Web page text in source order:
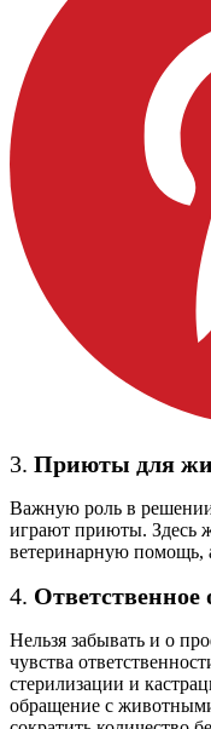
3. Приюты для
Важную роль в
играют приюты. Здесь
ветеринарную помощь,
4.
Нельзя забывать и о
чувства
стерилизации и
обращение с